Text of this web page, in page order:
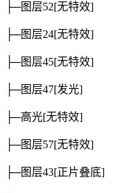
├─图层52[无特效]
├─图层24[无特效]
├─图层45[无特效]
├─图层47[发光]
├─高光[无特效]
├─图层57[无特效]
├─图层43[正片叠底]